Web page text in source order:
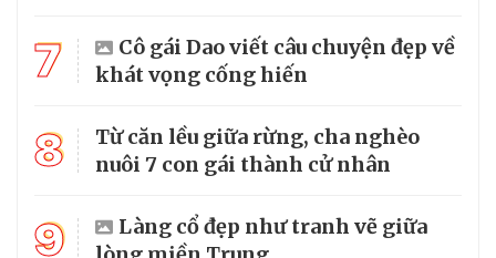
7
Cô gái Dao viết câu chuyện đẹp về
khát vọng cống hiến
8
Từ căn lều giữa rừng, cha nghèo
nuôi 7 con gái thành cử nhân
9
Làng cổ đẹp như tranh vẽ giữa